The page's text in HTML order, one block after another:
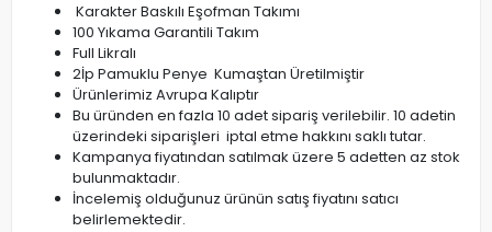
Karakter Baskılı Eşofman Takımı
100 Yıkama Garantili Takım
Full Likralı
2İp Pamuklu Penye Kumaştan Üretilmiştir
Ürünlerimiz Avrupa Kalıptır
Bu üründen en fazla 10 adet sipariş verilebilir. 10 adetin
üzerindeki siparişleri iptal etme hakkını saklı tutar.
Kampanya fiyatından satılmak üzere 5 adetten az stok
bulunmaktadır.
İncelemiş olduğunuz ürünün satış fiyatını satıcı
belirlemektedir.